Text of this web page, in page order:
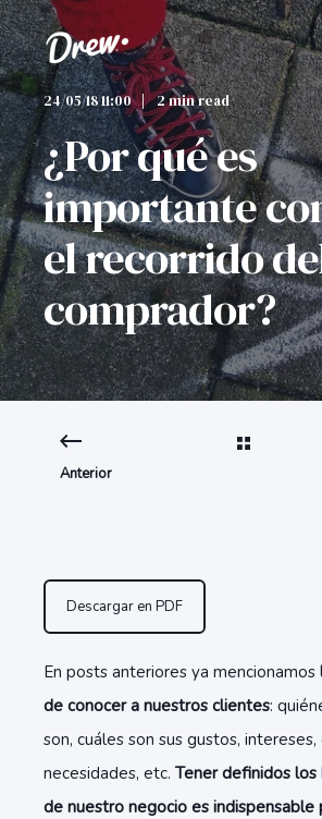
24/05/18 11:00 2 min read
¿Por qué es
importante
el recorrido
comprador?
Anterior
Descargar en PDF
En posts anteriores ya mencionamos
de conocer a nuestros clientes:
son, cuáles son sus gustos,
necesidades, etc. Tener definidos los
de nuestro negocio es indispensable